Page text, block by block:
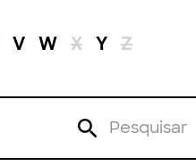
V W X Y Z